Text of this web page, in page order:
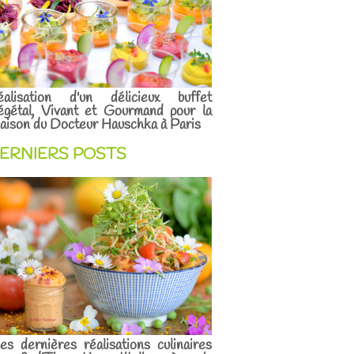
d'un délicieux buffet
Vivant et Gourmand pour la
du Docteur Hauschka à Paris
POSTS
dernières réalisations culinaires